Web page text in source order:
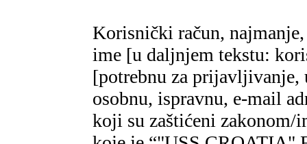
Korisnički račun,
ime [u daljnjem tekstu:
[potrebnu za
osobnu, ispravnu, e-mail
koji su zaštićeni